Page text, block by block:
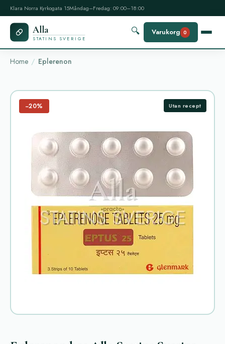
Klara Norra Kyrkogata 15Måndag–Fredag: 09:00–18:00
Alla
STATINS SVERIGE
🔍 Varukorg 0
Home Eplerenon
−20% Utan recept